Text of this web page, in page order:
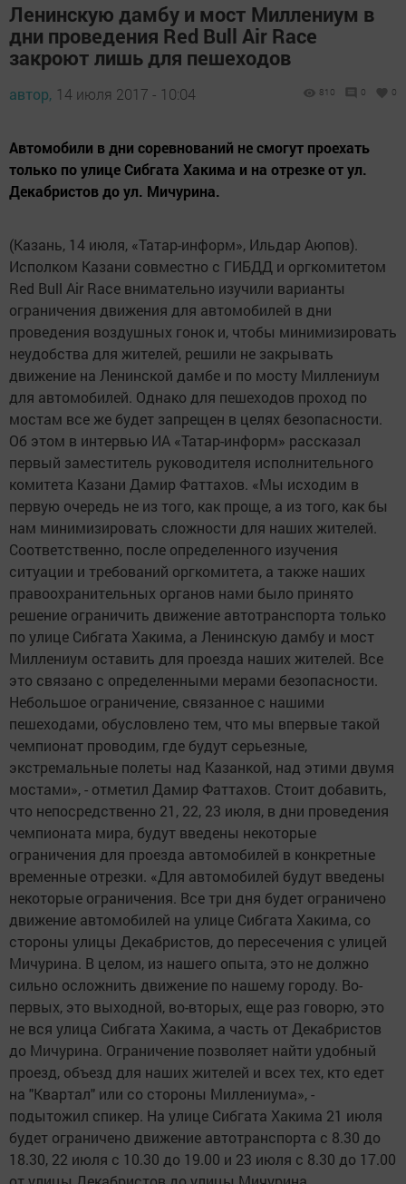
Ленинскую дамбу и мост Миллениум в
дни проведения Red Bull Air Race
закроют лишь для пешеходов
автор, 14 июля 2017 - 10:04 810 0 0
Автомобили в дни соревнований не смогут проехать
только по улице Сибгата Хакима и на отрезке от ул.
Декабристов до ул. Мичурина.
(Казань, 14 июля, «Татар-информ», Ильдар Аюпов).
Исполком Казани совместно с ГИБДД и оргкомитетом
Red Bull Air Race внимательно изучили варианты
ограничения движения для автомобилей в дни
проведения воздушных гонок и, чтобы минимизировать
неудобства для жителей, решили не закрывать
движение на Ленинской дамбе и по мосту Миллениум
для автомобилей. Однако для пешеходов проход по
мостам все же будет запрещен в целях безопасности.
Об этом в интервью ИА «Татар-информ» рассказал
первый заместитель руководителя исполнительного
комитета Казани Дамир Фаттахов. «Мы исходим в
первую очередь не из того, как проще, а из того, как бы
нам минимизировать сложности для наших жителей.
Соответственно, после определенного изучения
ситуации и требований оргкомитета, а также наших
правоохранительных органов нами было принято
решение ограничить движение автотранспорта только
по улице Сибгата Хакима, а Ленинскую дамбу и мост
Миллениум оставить для проезда наших жителей. Все
это связано с определенными мерами безопасности.
Небольшое ограничение, связанное с нашими
пешеходами, обусловлено тем, что мы впервые такой
чемпионат проводим, где будут серьезные,
экстремальные полеты над Казанкой, над этими двумя
мостами», - отметил Дамир Фаттахов. Стоит добавить,
что непосредственно 21, 22, 23 июля, в дни проведения
чемпионата мира, будут введены некоторые
ограничения для проезда автомобилей в конкретные
временные отрезки. «Для автомобилей будут введены
некоторые ограничения. Все три дня будет ограничено
движение автомобилей на улице Сибгата Хакима, со
стороны улицы Декабристов, до пересечения с улицей
Мичурина. В целом, из нашего опыта, это не должно
сильно осложнить движение по нашему городу. Во-
первых, это выходной, во-вторых, еще раз говорю, это
не вся улица Сибгата Хакима, а часть от Декабристов
до Мичурина. Ограничение позволяет найти удобный
проезд, объезд для наших жителей и всех тех, кто едет
на "Квартал" или со стороны Миллениума», -
подытожил спикер. На улице Сибгата Хакима 21 июля
будет ограничено движение автотранспорта с 8.30 до
18.30, 22 июля с 10.30 до 19.00 и 23 июля с 8.30 до 17.00